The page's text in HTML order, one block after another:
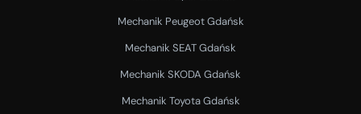
Mechanik Peugeot Gdańsk
Mechanik SEAT Gdańsk
Mechanik SKODA Gdańsk
Mechanik Toyota Gdańsk